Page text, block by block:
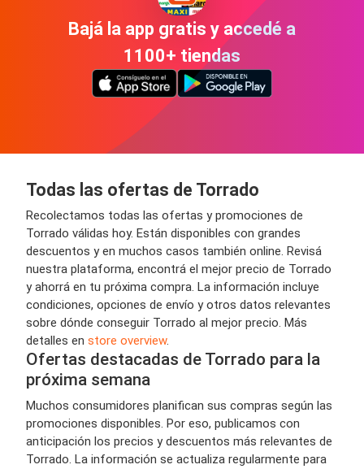
Bajá la app gratis y accedé a
1100+ tiendas
Todas las ofertas de Torrado
Recolectamos todas las ofertas y promociones de
Torrado válidas hoy. Están disponibles con grandes
descuentos y en muchos casos también online. Revisá
nuestra plataforma, encontrá el mejor precio de Torrado
y ahorrá en tu próxima compra. La información incluye
condiciones, opciones de envío y otros datos relevantes
sobre dónde conseguir Torrado al mejor precio. Más
detalles en store overview.
Ofertas destacadas de Torrado para la
próxima semana
Muchos consumidores planifican sus compras según las
promociones disponibles. Por eso, publicamos con
anticipación los precios y descuentos más relevantes de
Torrado. La información se actualiza regularmente para